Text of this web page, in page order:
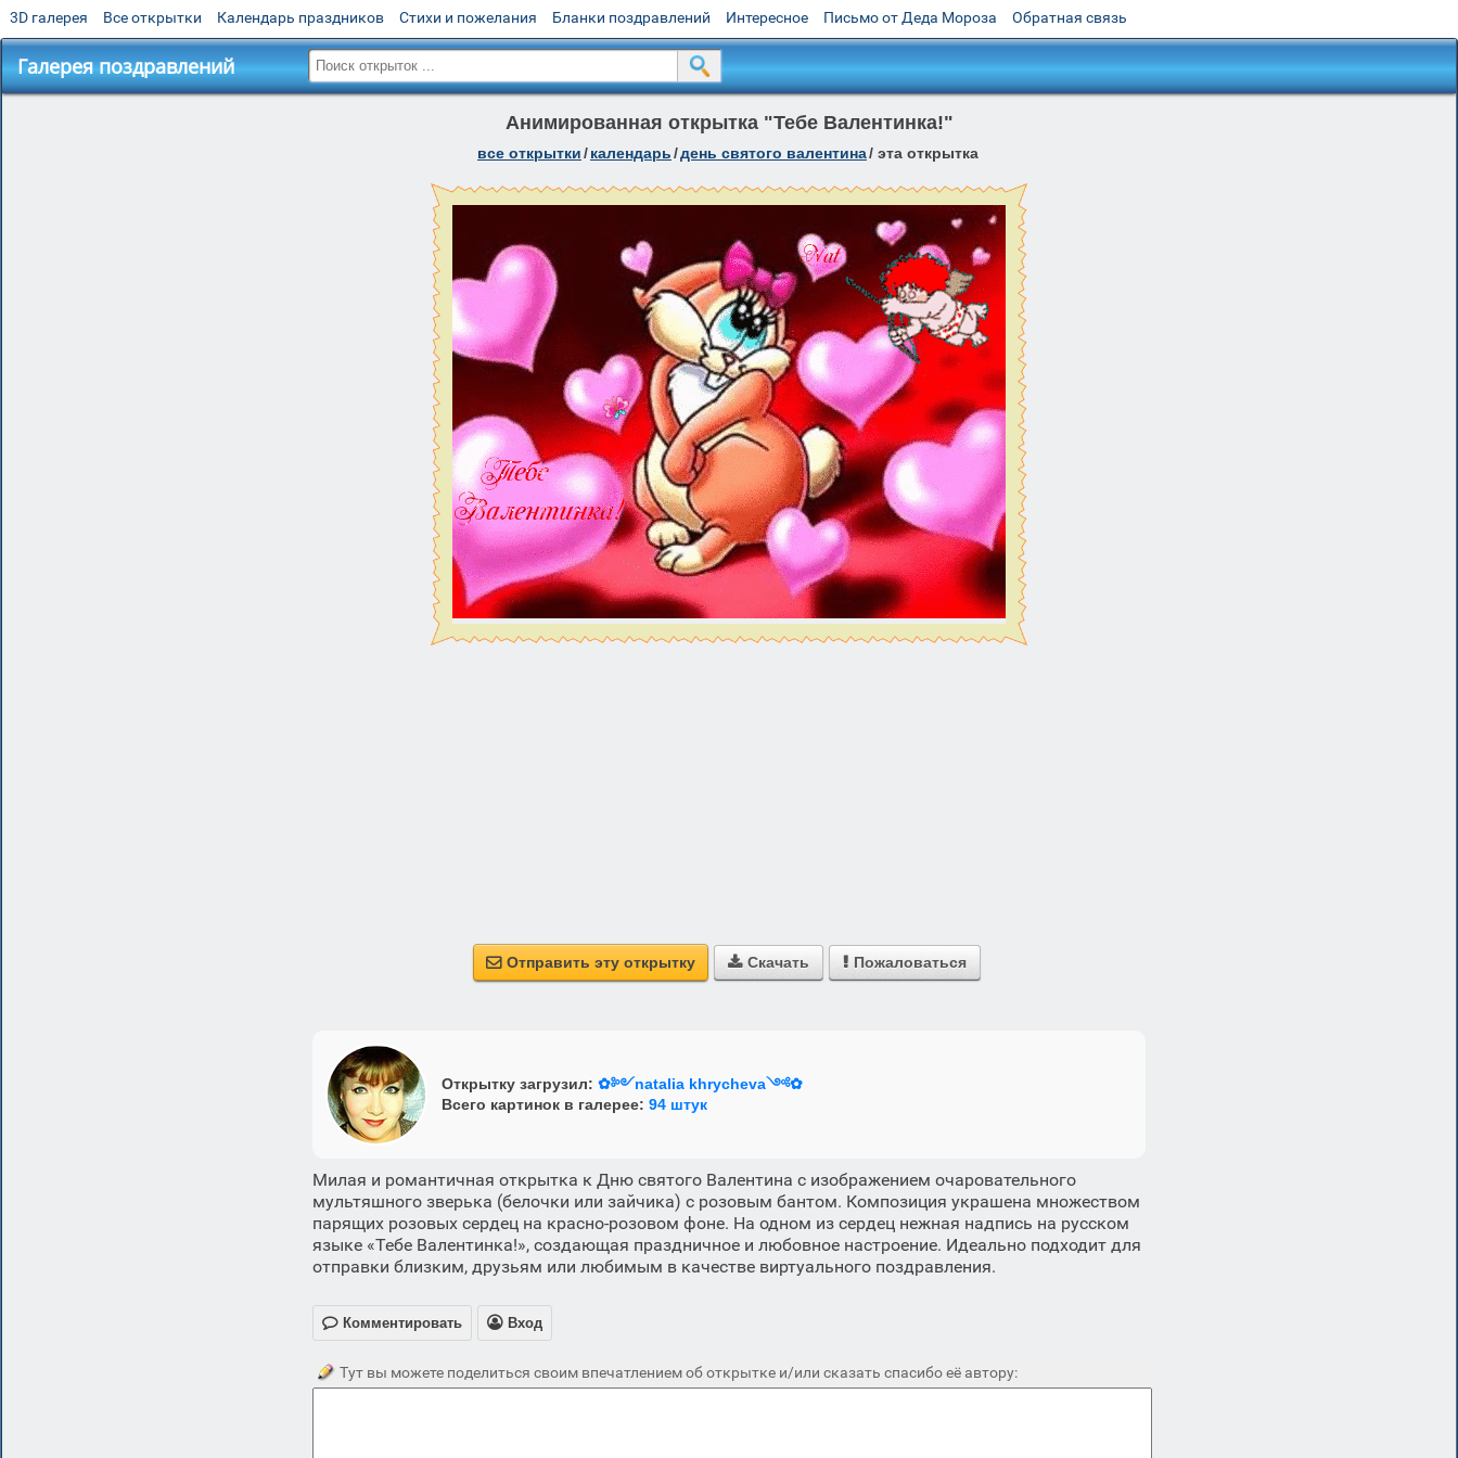
3D галерея Все открытки Календарь праздников Стихи и пожелания Бланки поздравлений Интересное Письмо от Деда Мороза Обратная связь
Галерея поздравлений
Анимированная открытка "Тебе Валентинка!"
все открытки/календарь/день святого валентина/ эта открытка
 Отправить эту открытку  Скачать  Пожаловаться
Открытку загрузил: ✿༻natalia khrycheva༺✿
Всего картинок в галерее: 94 штук
Милая и романтичная открытка к Дню святого Валентина с изображением очаровательного
мультяшного зверька (белочки или зайчика) с розовым бантом. Композиция украшена множеством
парящих розовых сердец на красно-розовом фоне. На одном из сердец нежная надпись на русском
языке «Тебе Валентинка!», создающая праздничное и любовное настроение. Идеально подходит для
отправки близким, друзьям или любимым в качестве виртуального поздравления.
 Комментировать  Вход
Тут вы можете поделиться своим впечатлением об открытке и/или сказать спасибо её автору: